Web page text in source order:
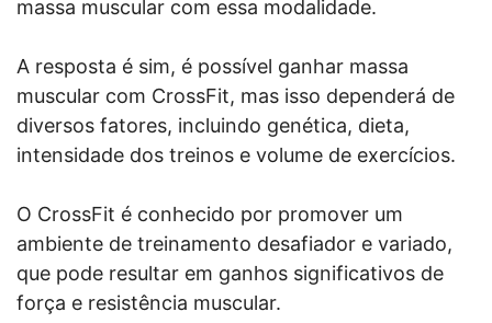
massa muscular com essa modalidade.
A resposta é sim, é possível ganhar massa
muscular com CrossFit, mas isso dependerá de
diversos fatores, incluindo genética, dieta,
intensidade dos treinos e volume de exercícios.
O CrossFit é conhecido por promover um
ambiente de treinamento desafiador e variado,
que pode resultar em ganhos significativos de
força e resistência muscular.